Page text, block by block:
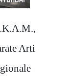
Arti